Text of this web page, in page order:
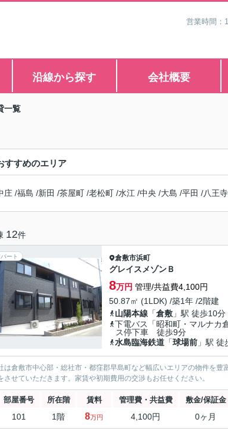
営業時間
沿線から探す 会社概要
一覧
すすめのエリア
庄 /福島 /新田 /茶屋町 /老松町 /水江 /中央 /大島 /平田 /八王
12件
ート 倉敷市浜町
グレイスメゾンＢ
8万円 管理/共益費4,100円
50.87㎡ (1LDK) /築1年 /2階建
山陽本線 「倉敷 」駅 徒歩10分
下電バス「昭和町・マルナカ
ス停下車 徒歩9分
水島臨海鉄道 「球場前 」駅 徒
は倉敷市中心部・総社市・都窪郡早島町など幅広いエリアの物件を
させていただきます。家賃や初期費用の交渉もお任せください。
部屋番号 所在階 賃料 管理費・共益費 敷金/保証金
101 1階 8万円 4,100円 0ヶ月